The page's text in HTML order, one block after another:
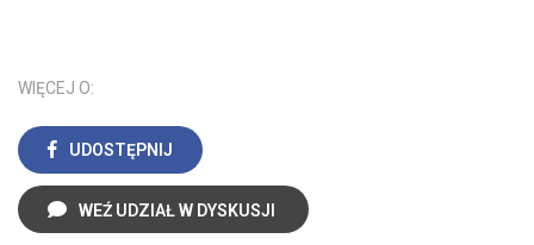
WIĘCEJ O:
UDOSTĘPNIJ
WEŹ UDZIAŁ W DYSKUSJI